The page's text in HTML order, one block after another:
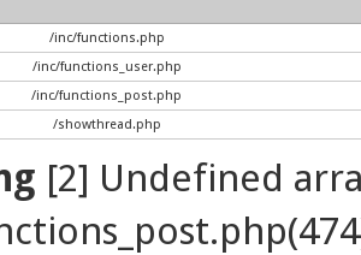
/inc/functions.php
/inc/functions_user.php
/inc/functions_post.php
/showthread.php
[2] Undefined